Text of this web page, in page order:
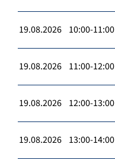
19.08.2026 10:00-11:00
19.08.2026 11:00-12:00
19.08.2026 12:00-13:00
19.08.2026 13:00-14:00